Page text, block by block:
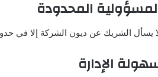
المحدودة
يسأل الشريك عن ديون الشركة إلا في
الإدارة